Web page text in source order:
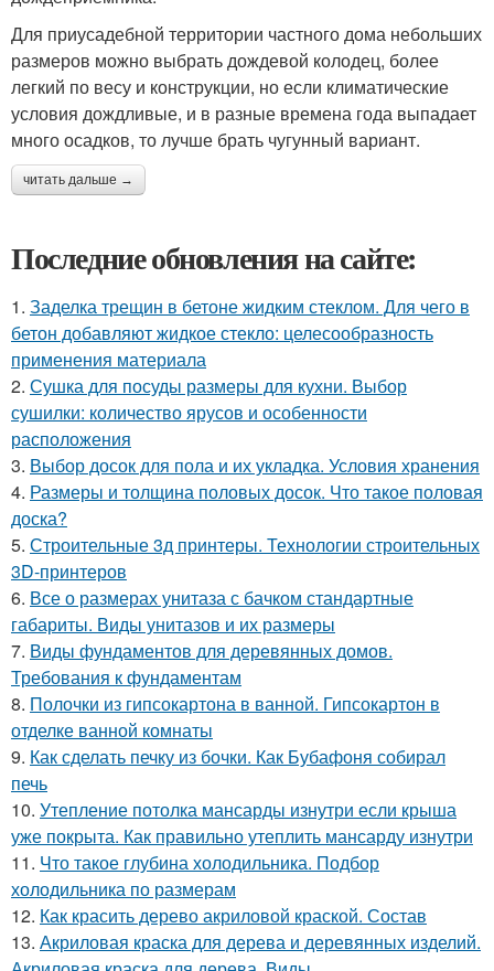
Для приусадебной территории частного дома небольших
размеров можно выбрать дождевой колодец, более
легкий по весу и конструкции, но если климатические
условия дождливые, и в разные времена года выпадает
много осадков, то лучше брать чугунный вариант.
читать дальше →
Последние обновления на сайте:
1. Заделка трещин в бетоне жидким стеклом. Для чего в
бетон добавляют жидкое стекло: целесообразность
применения материала
2. Сушка для посуды размеры для кухни. Выбор
сушилки: количество ярусов и особенности
расположения
3. Выбор досок для пола и их укладка. Условия хранения
4. Размеры и толщина половых досок. Что такое половая
доска?
5. Строительные 3д принтеры. Технологии строительных
3D-принтеров
6. Все о размерах унитаза с бачком стандартные
габариты. Виды унитазов и их размеры
7. Виды фундаментов для деревянных домов.
Требования к фундаментам
8. Полочки из гипсокартона в ванной. Гипсокартон в
отделке ванной комнаты
9. Как сделать печку из бочки. Как Бубафоня собирал
печь
10. Утепление потолка мансарды изнутри если крыша
уже покрыта. Как правильно утеплить мансарду изнутри
11. Что такое глубина холодильника. Подбор
холодильника по размерам
12. Как красить дерево акриловой краской. Состав
13. Акриловая краска для дерева и деревянных изделий.